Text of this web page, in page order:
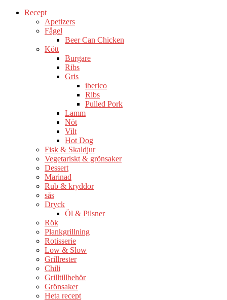
Recept
Apetizers
Fågel
Beer Can Chicken
Kött
Burgare
Ribs
Gris
iberico
Ribs
Pulled Pork
Lamm
Nöt
Vilt
Hot Dog
Fisk & Skaldjur
Vegetariskt & grönsaker
Dessert
Marinad
Rub & kryddor
sås
Dryck
Öl & Pilsner
Rök
Plankgrillning
Rotisserie
Low & Slow
Grillrester
Chili
Grilltillbehör
Grönsaker
Heta recept